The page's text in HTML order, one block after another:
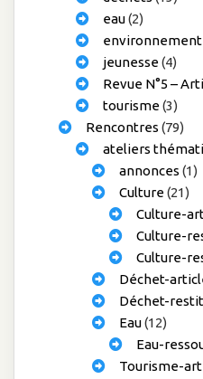
eau(2)
environnement
jeunesse(4)
Revue N°5 –
tourisme(3)
Rencontres (79)
ateliers
annonces (1)
Culture(21)
Culture-
Culture-
Culture-
Déchet-
Déchet-
Eau(12)
Eau-
Tourisme-